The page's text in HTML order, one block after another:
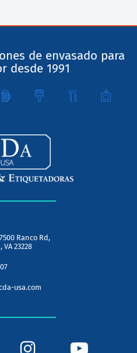
de envasado para
desde 1991
Ranco Rd,
23228
usa.com